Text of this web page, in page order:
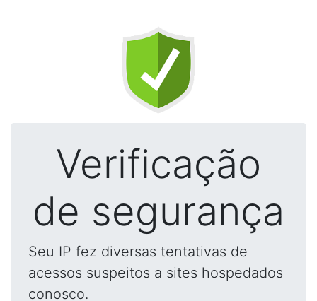
Verificação
de segurança
Seu IP fez diversas tentativas de
acessos suspeitos a sites hospedados
conosco.